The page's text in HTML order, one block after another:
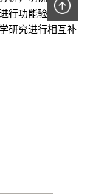
行功能验证。此
研究进行相互补